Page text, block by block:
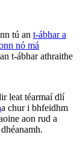
tú an t-ábhar a
nó má
t-ábhar athraithe
leat téarmaí dlí
a chur i bhfeidhm
aon rud a